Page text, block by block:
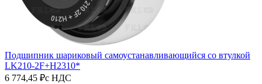
Подшипник шариковый самоустанавливающийся со втулкой
LK210-2F+H2310*
6 774,45 ₽с НДС